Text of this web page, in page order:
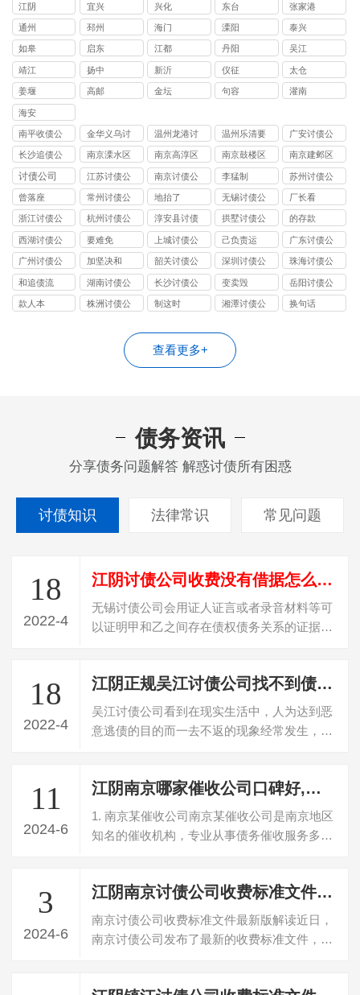
江阴 宜兴 兴化 东台 张家港
通州 邳州 海门 溧阳 泰兴
如皋 启东 江都 丹阳 吴江
靖江 扬中 新沂 仪征 太仓
姜堰 高邮 金坛 句容 灌南
海安
南平收债公
司
金华义乌讨
债公司
温州龙港讨
债公司
温州乐清要
账公司
广安讨债公
司
长沙追债公
司
南京溧水区
讨债公司
南京高淳区
讨债公司
南京鼓楼区
讨债公司
南京建邺区
讨债公司
讨债公司
江苏讨债公
司
南京讨债公
司
李猛制
苏州讨债公
司
曾落座
常州讨债公
司
地抬了
无锡讨债公
司
厂长看
浙江讨债公
司
杭州讨债公
司
淳安县讨债
拱墅讨债公
司
的存款
西湖讨债公
司
要难免
上城讨债公
司
己负责运
广东讨债公
司
广州讨债公
司
加坚决和
韶关讨债公
司
深圳讨债公
司
珠海讨债公
司
和追债流
湖南讨债公
司
长沙讨债公
司
变卖毁
岳阳讨债公
司
款人本
株洲讨债公
制这时
湘潭讨债公
换句话
查看更多+
债务资讯
分享债务问题解答 解惑讨债所有困惑
讨债知识 法律常识 常见问题
18
2022-4
江阴讨债公司收费没有借据怎么才能要回欠款
无锡讨债公司会用证人证言或者录音材料等可
以证明甲和乙之间存在债权债务关系的证据，
18
2022-4
江阴正规吴江讨债公司找不到债务人了怎么讨债
吴江讨债公司看到在现实生活中，人为达到恶
意逃债的目的而一去不返的现象经常发生，由
11
2024-6
江阴南京哪家催收公司口碑好,南京专业催收机构推荐
1. 南京某催收公司南京某催收公司是南京地区
知名的催收机构，专业从事债务催收服务多
3
2024-6
江阴南京讨债公司收费标准文件最新版解读(南京讨债公司发布最新收费标准)
南京讨债公司收费标准文件最新版解读近日，
南京讨债公司发布了最新的收费标准文件，引